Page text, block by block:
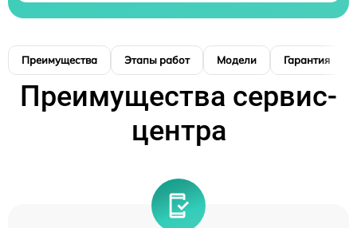
Преимущества Этапы работ Модели Гарантия
Преимущества сервис-
центра